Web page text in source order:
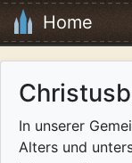
Home
In unserer
Alters und